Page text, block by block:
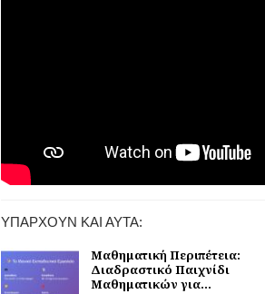
ΥΠΆΡΧΟΥΝ ΚΑΙ ΑΥΤΆ:
Μαθηματική Περιπέτεια:
Διαδραστικό Παιχνίδι
Μαθηματικών για…